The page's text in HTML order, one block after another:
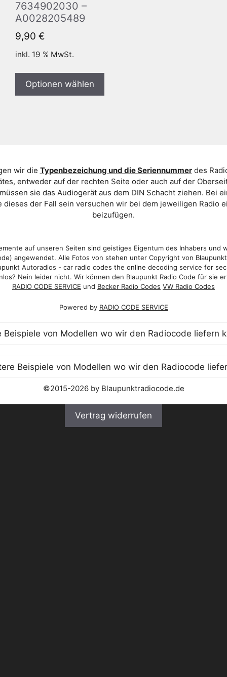
7634902030 –
A0028205489
9,90 €
inkl. 19 % MwSt.
Optionen wählen
wir die Typenbezeichung und die Seriennummerdes
entweder auf der rechten Seite oder auch auf der
sie das Audiogerät aus dem DIN Schacht ziehen. Bei
der Fall sein versuchen wir bei dem jeweiligen Radio
beizufügen.
auf unseren Seiten sind geistiges Eigentum des Inhabers und
angewendet. Alle Fotos von stehen unter Copyright von
Autoradios - car radio codes the online decoding service for
Nein leider nicht. Wir können den Blaupunkt Radio Code für sie
RADIO CODE SERVICE und Becker Radio Codes VW Radio Codes
Powered by RADIO CODE SERVICE
©2015-2026 by Blaupunktradiocode.de
Vertrag widerrufen